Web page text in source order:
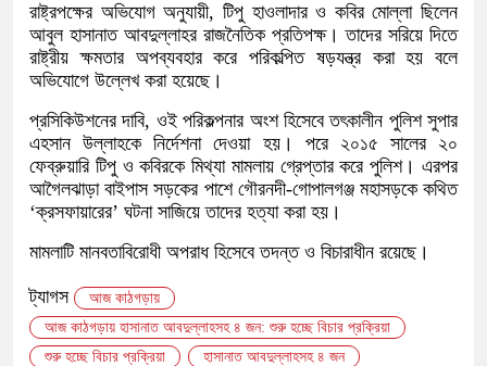
রাষ্ট্রপক্ষের অভিযোগ অনুযায়ী, টিপু হাওলাদার ও কবির মোল্লা ছিলেন
আবুল হাসানাত আবদুল্লাহর রাজনৈতিক প্রতিপক্ষ। তাদের সরিয়ে দিতে
রাষ্ট্রীয় ক্ষমতার অপব্যবহার করে পরিকল্পিত ষড়যন্ত্র করা হয় বলে
অভিযোগে উল্লেখ করা হয়েছে।
প্রসিকিউশনের দাবি, ওই পরিকল্পনার অংশ হিসেবে তৎকালীন পুলিশ সুপার
এহসান উল্লাহকে নির্দেশনা দেওয়া হয়। পরে ২০১৫ সালের ২০
ফেব্রুয়ারি টিপু ও কবিরকে মিথ্যা মামলায় গ্রেপ্তার করে পুলিশ। এরপর
আগৈলঝাড়া বাইপাস সড়কের পাশে গৌরনদী-গোপালগঞ্জ মহাসড়কে কথিত
‘ক্রসফায়ারের’ ঘটনা সাজিয়ে তাদের হত্যা করা হয়।
মামলাটি মানবতাবিরোধী অপরাধ হিসেবে তদন্ত ও বিচারাধীন রয়েছে।
ট্যাগস
​আজ কাঠগড়ায়
​আজ কাঠগড়ায় হাসানাত আবদুল্লাহসহ ৪ জন: শুরু হচ্ছে বিচার প্রক্রিয়া
শুরু হচ্ছে বিচার প্রক্রিয়া
হাসানাত আবদুল্লাহসহ ৪ জন